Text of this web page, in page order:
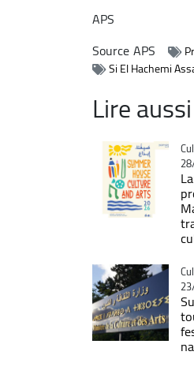
APS
SourceAPS
Si El Hachemi
Lire aussi